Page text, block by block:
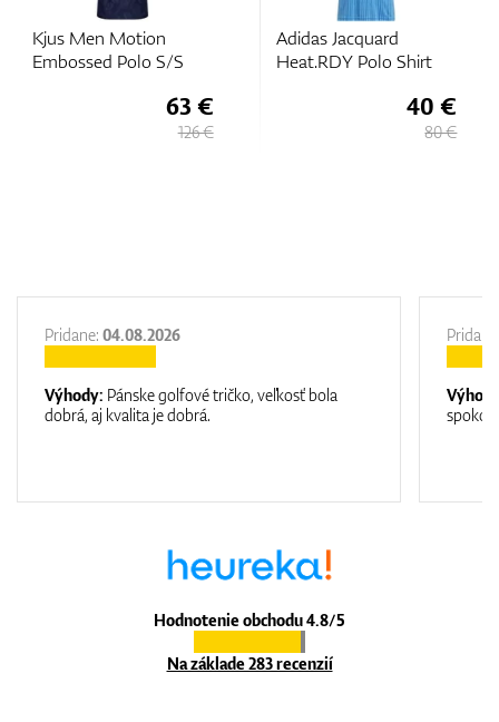
Darčekové poukážky
Kjus Men Motion
Embossed Polo S/S
63 €
126 €
Adidas Jacquard
Heat.RDY Polo Shirt
40 €
80 €
Hodnotenie obchodu 4.8/5
Na základe 283 recenzií
Pridane: 04.08.2026
Výhody: Pánske golfové tričko, veľkosť bola
dobrá, aj kvalita je dobrá.